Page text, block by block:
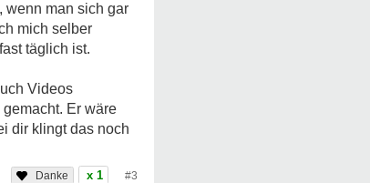
wenn man sich gar
mich selber
täglich ist.
Videos
Er wäre
dir klingt das noch
x 1 #3